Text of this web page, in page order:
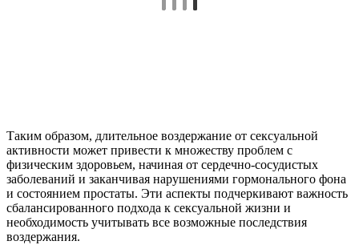
Таким образом, длительное воздержание от сексуальной
активности может привести к множеству проблем с
физическим здоровьем, начиная от сердечно-сосудистых
заболеваний и заканчивая нарушениями гормонального фона
и состоянием простаты. Эти аспекты подчеркивают важность
сбалансированного подхода к сексуальной жизни и
необходимость учитывать все возможные последствия
воздержания.